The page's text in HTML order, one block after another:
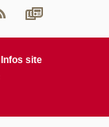
Infos site